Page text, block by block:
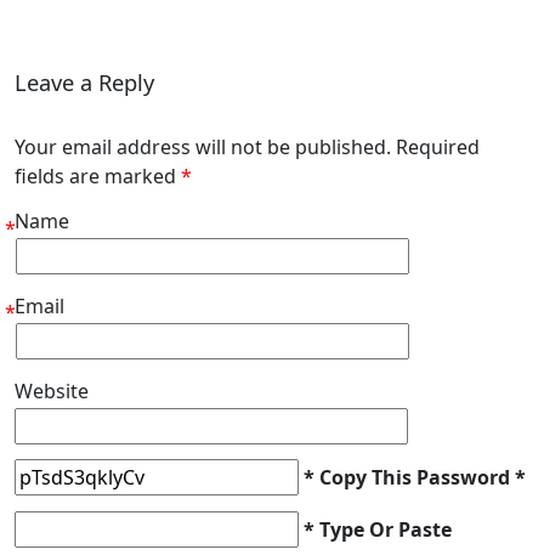
Leave a Reply
Your email address will not be published. Required
fields are marked *
Name
*
Email
*
Website
* Copy This Password *
* Type Or Paste